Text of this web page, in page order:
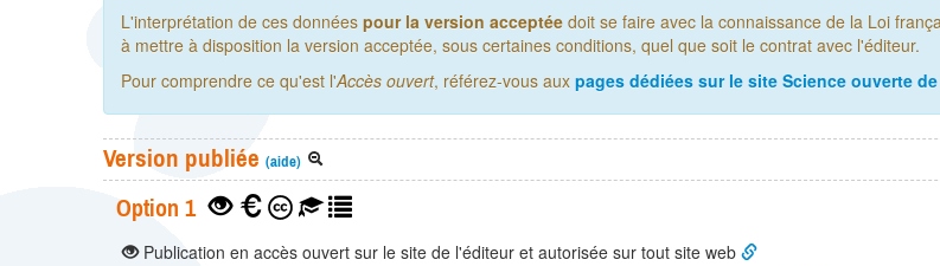
L'interprétation de ces données pour la version acceptée doit se faire avec la connaissance de la Loi
à mettre à disposition la version acceptée, sous certaines conditions, quel que soit le contrat avec l'éditeur.
Pour comprendre ce qu'est l'Accès ouvert, référez-vous aux pages dédiées sur le site Science ouverte
Version publiée (aide)
Option 1
Publication en accès ouvert sur le site de l'éditeur et autorisée sur tout site web